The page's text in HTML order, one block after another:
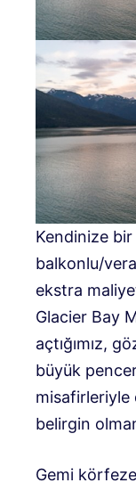
Kendinize bir
balkonlu/
ekstra
Glacier Bay
açtığımız,
büyük
misafirleriyle
belirgin
Gemi